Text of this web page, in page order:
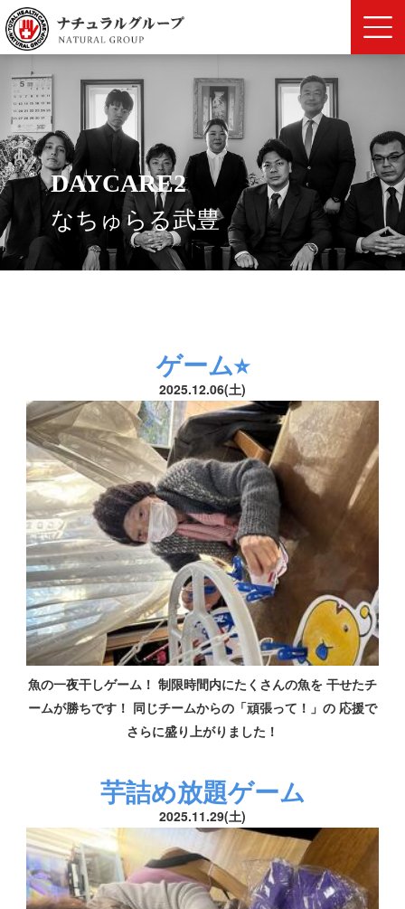
DAYCARE2
なちゅらる武豊
ゲーム⭐︎
2025.12.06(土)
魚の一夜干しゲーム！ 制限時間内にたくさんの魚を 干せたチ
ームが勝ちです！ 同じチームからの「頑張って！」の 応援で
さらに盛り上がりました！
芋詰め放題ゲーム
2025.11.29(土)